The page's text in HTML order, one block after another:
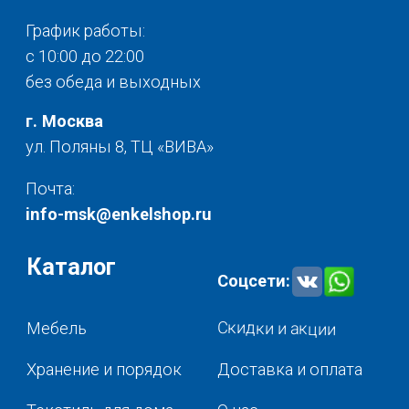
Политика конфиденциальности